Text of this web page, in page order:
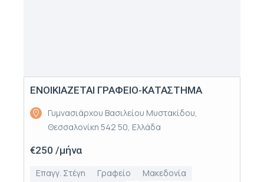
ΕΝΟΙΚΙΑΖΕΤΑΙ ΓΡΑΦΕΙΟ-ΚΑΤΑΣΤΗΜΑ
Γυμνασιάρχου Βασιλείου Μυστακίδου,
Θεσσαλονίκη 542 50, Ελλάδα
€250 /μήνα
Επαγγ. Στέγη Γραφείο
Μακεδονία